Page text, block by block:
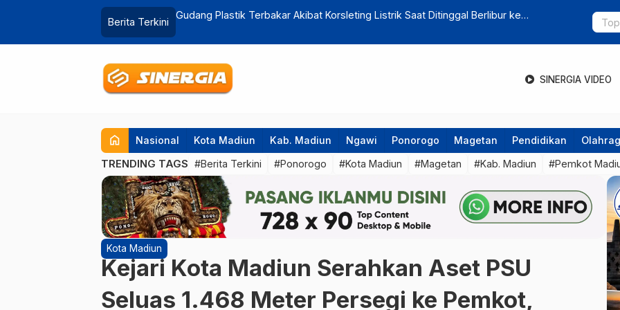
Berita Terkini
Siswa MTSN Kabupaten Madiun Olah Sampah Plastik Jadi Paving Block Lavani
SINERGIA VIDEO
home Nasional Kota Madiun Kab. Madiun Ngawi Ponorogo Magetan Pendidikan
TRENDING TAGS #Berita Terkini #Ponorogo #Kota Madiun #Magetan #Kab. Madiun #Pemkot
Kota Madiun
Kejari Kota Madiun Serahkan Aset PSU
Seluas 1.468 Meter Persegi ke Pemkot,